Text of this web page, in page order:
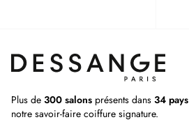
Plus de 300 salons présents dans 34 pays
notre savoir-faire coiffure signature.